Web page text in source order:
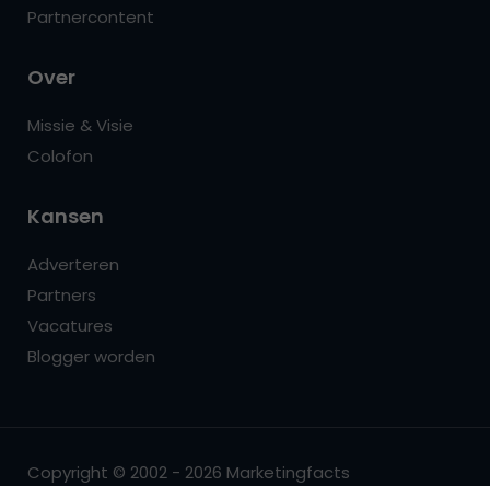
Partnercontent
Over
Missie & Visie
Colofon
Kansen
Adverteren
Partners
Vacatures
Blogger worden
Copyright © 2002 - 2026 Marketingfacts